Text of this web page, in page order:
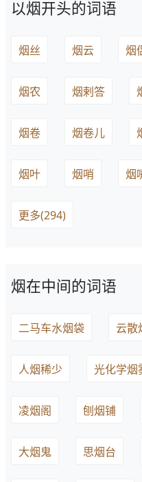
以烟开头的词语
烟丝 烟云 烟
烟农 烟剌答
烟卷 烟卷儿
烟叶 烟哨 烟
更多(294)
烟在中间的词语
二马车水烟袋 云散
人烟稀少 光化学烟
凌烟阁 刨烟铺
大烟鬼 思烟台